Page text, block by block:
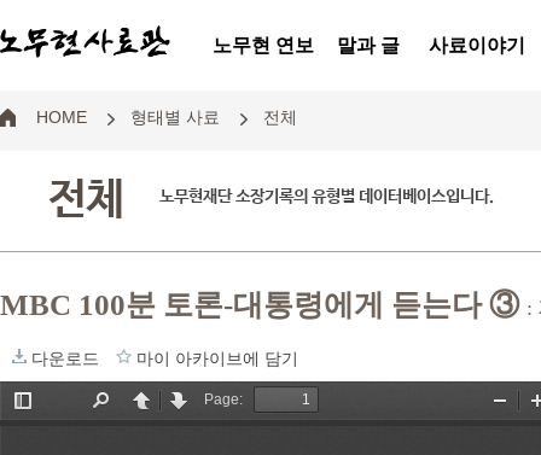
노무현 연보 말과 글 사료이야기
HOME 형태별 사료 전체
전체 노무현재단 소장기록의 유형별 데이터베이스입니다.
MBC 100분 토론-대통령에게 듣는다 ③ :
다운로드 마이 아카이브에 담기